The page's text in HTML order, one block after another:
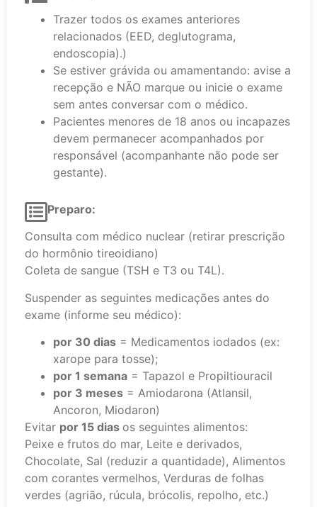
Trazer todos os exames anteriores
relacionados (EED, deglutograma,
endoscopia).)
Se estiver grávida ou amamentando: avise a
recepção e NÃO marque ou inicie o exame
sem antes conversar com o médico.
Pacientes menores de 18 anos ou incapazes
devem permanecer acompanhados por
responsável (acompanhante não pode ser
gestante).
Preparo:
Consulta com médico nuclear (retirar prescrição
do hormônio tireoidiano)
Coleta de sangue (TSH e T3 ou T4L).
Suspender as seguintes medicações antes do
exame (informe seu médico):
por 30 dias = Medicamentos iodados (ex:
xarope para tosse);
por 1 semana = Tapazol e Propiltiouracil
por 3 meses = Amiodarona (Atlansil,
Ancoron, Miodaron)
Evitar por 15 dias os seguintes alimentos:
Peixe e frutos do mar, Leite e derivados,
Chocolate, Sal (reduzir a quantidade), Alimentos
com corantes vermelhos, Verduras de folhas
verdes (agrião, rúcula, brócolis, repolho, etc.)